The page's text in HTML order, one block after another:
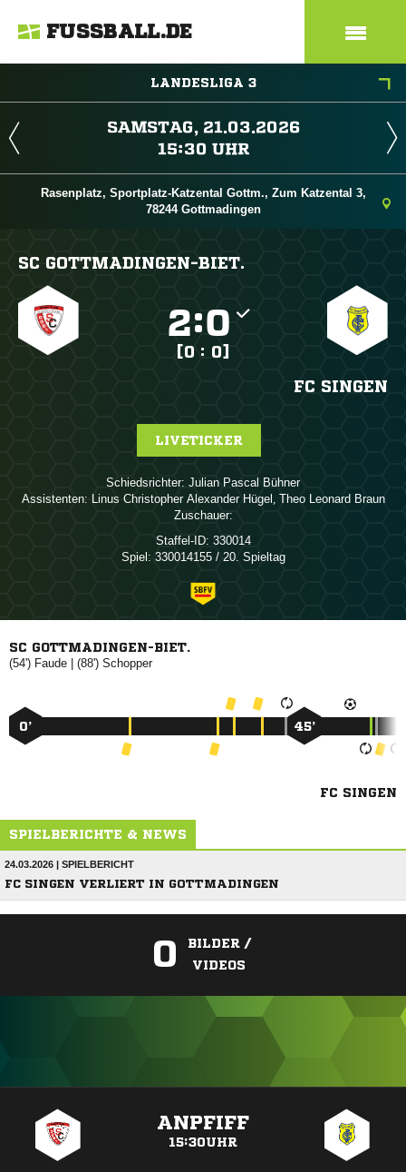
FUSSBALL.DE
LANDESLIGA 3
 
 
Rasenplatz, Sportplatz-Katzental Gottm., Zum Katzental 3,
78244 Gottmadingen
SC GOTTMADINGEN-BIET.
:
[0 : 0]
FC SINGEN
LIVETICKER
Schiedsrichter:   
Assistenten:     ,   
Zuschauer:
Staffel-ID: 330014
Spiel: 330014155 / 20. Spieltag
SC GOTTMADINGEN-BIET.
(54')  | (88') 
0’ 45’
FC SINGEN
SPIELBERICHTE & NEWS
24.03.2026 | SPIELBERICHT
FC SINGEN VERLIERT IN GOTTMADINGEN
0
BILDER /
VIDEOS
ANPFIFF
15:30UHR